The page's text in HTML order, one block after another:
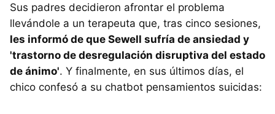
Sus padres decidieron afrontar el problema
llevándole a un terapeuta que, tras cinco sesiones,
les informó de que Sewell sufría de ansiedad y
'trastorno de desregulación disruptiva del estado
de ánimo'. Y finalmente, en sus últimos días, el
chico confesó a su chatbot pensamientos suicidas: